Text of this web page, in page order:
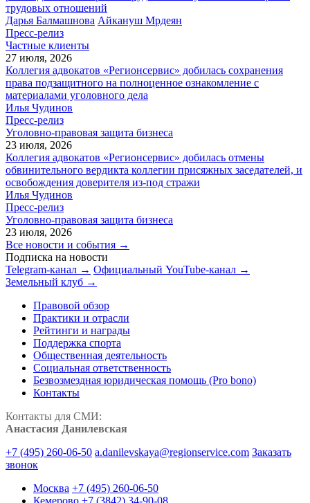
трудовых отношений
Дарья Балмашнова Айкануш Мрдеян
Пресс-релиз
Частные клиенты
27 июля, 2026
Коллегия адвокатов «Регионсервис» добилась сохранения
права подзащитного на полноценное ознакомление с
материалами уголовного дела
Илья Чудинов
Пресс-релиз
Уголовно-правовая защита бизнеса
23 июля, 2026
Коллегия адвокатов «Регионсервис» добилась отмены
обвинительного вердикта коллегии присяжных заседателей, и
освобождения доверителя из-под стражи
Илья Чудинов
Пресс-релиз
Уголовно-правовая защита бизнеса
23 июля, 2026
Все новости и события →
Подписка на новости
Telegram-канал → Официальный YouTube-канал →
Земельный клуб →
Правовой обзор
Практики и отрасли
Рейтинги и награды
Поддержка спорта
Общественная деятельность
Социальная ответственность
Безвозмездная юридическая помощь (Pro bono)
Контакты
Контакты для СМИ:
Анастасия Данилевская
+7 (495) 260-06-50 a.danilevskaya@regionservice.com Заказать
звонок
Москва +7 (495) 260-06-50
Кемерово +7 (3842) 34-90-08